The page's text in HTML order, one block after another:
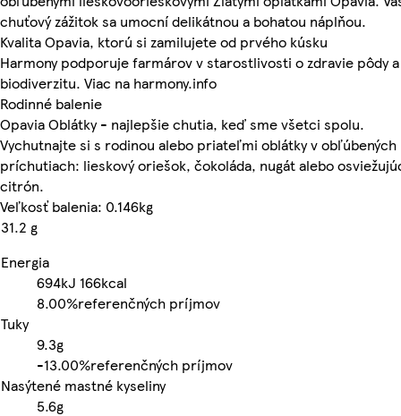
chuťový zážitok sa umocní delikátnou a bohatou náplňou.
Kvalita Opavia, ktorú si zamilujete od prvého kúsku
Harmony podporuje farmárov v starostlivosti o zdravie pôdy a
biodiverzitu. Viac na harmony.info
Rodinné balenie
Opavia Oblátky - najlepšie chutia, keď sme všetci spolu.
Vychutnajte si s rodinou alebo priateľmi oblátky v obľúbených
príchutiach: lieskový oriešok, čokoláda, nugát alebo
citrón.
Veľkosť balenia: 0.146kg
31.2 g
Energia
694kJ 166kcal
8.00%referenčných príjmov
Tuky
9.3g
-13.00%referenčných príjmov
Nasýtené mastné kyseliny
5.6g